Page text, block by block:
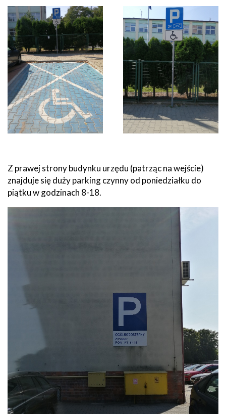
Z prawej strony budynku urzędu (patrząc na wejście)
znajduje się duży parking czynny od poniedziałku do
piątku w godzinach 8-18.